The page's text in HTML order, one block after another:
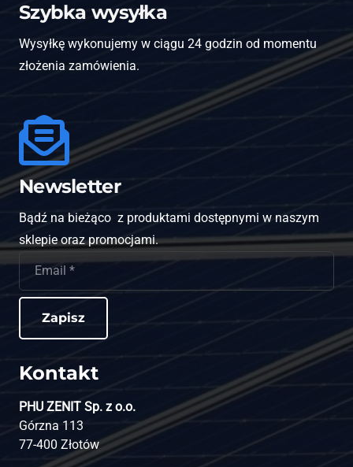
Szybka wysyłka
Wysyłkę wykonujemy w ciągu 24 godzin od momentu
złożenia zamówienia.
Newsletter
Bądź na bieżąco z produktami dostępnymi w naszym
sklepie oraz promocjami.
Zapisz
Kontakt
PHU ZENIT Sp. z o.o.
Górzna 113
77-400 Złotów